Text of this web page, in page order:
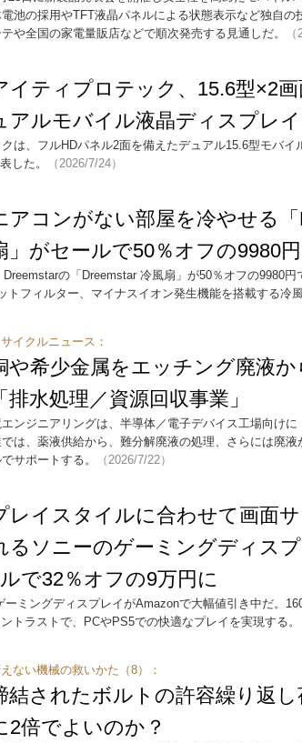
池の採用やTFT液晶パネルによる状態表示など独自の
や全国の家電量販店などで順次発売する見通しだ。
イティプロテック、15.6型×2
アルモバイル液晶ディスプレイ
は、フルHDパネル2面を備えたデュアル15.6型モバイ
した。
（2026/7/24）
アコンがない部屋を冷やせる「
」がセールで50％オフの9980
の「Dreemstar 冷風扇」が50％オフの9980
トフィルター、マイナスイオン発生機能を搭載する冷風
サイクルニュース：
や希少金属をエッチング廃液
「排水処理／資源回収事業」
ンジニアリングは、半導体／電子デバイス工場向け
は、薬液供給から、難分解廃液の処理、さらには廃
サポートする。
（2026/7/22）
レイスタイルに合わせて画面
るソニーのゲーミングディス
で32％オフの9万円に
ーミングディスプレイがAmazonで大幅値引き中だ。
トラストで、PCやPS5での快適なプレイを実現する。
ない機械の救いかた（8）：
結されたボルトの許容繰り返
2倍でよいのか？